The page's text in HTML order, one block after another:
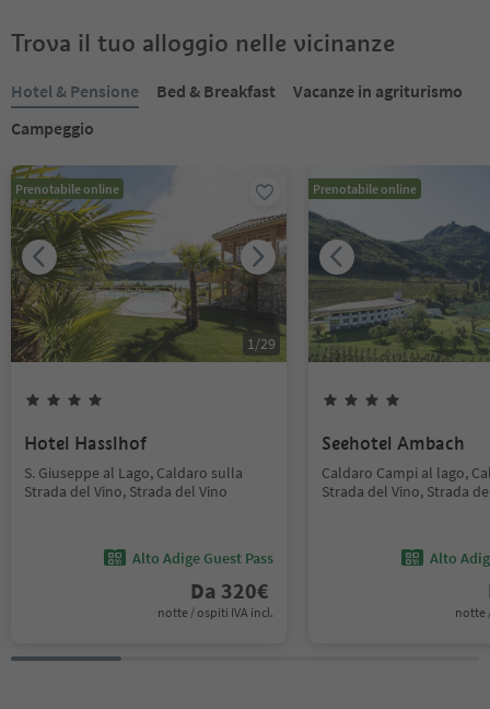
Trova il tuo alloggio nelle vicinanze
Hotel & Pensione Bed & Breakfast
Vacanze in agriturismo
Campeggio
Prenotabile online
1/29
Hotel Hasslhof
S. Giuseppe al Lago, Caldaro sulla
Strada del Vino, Strada del Vino
Alto Adige Guest Pass
Da 320€
notte / ospiti IVA incl.
Prenotabile online
Seehotel Ambach
Caldaro Campi al lago,
Strada del Vino, Strada
Alto
notte